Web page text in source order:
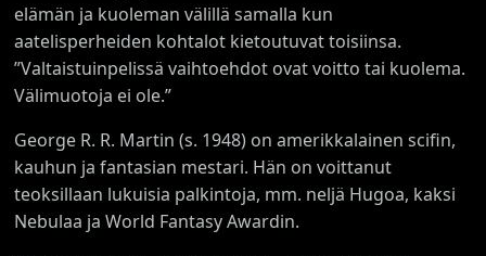
elämän ja kuoleman välillä samalla kun
aatelisperheiden kohtalot kietoutuvat toisiinsa.
”Valtaistuinpelissä vaihtoehdot ovat voitto tai kuolema.
Välimuotoja ei ole.”
George R. R. Martin (s. 1948) on amerikkalainen scifin,
kauhun ja fantasian mestari. Hän on voittanut
teoksillaan lukuisia palkintoja, mm. neljä Hugoa, kaksi
Nebulaa ja World Fantasy Awardin.